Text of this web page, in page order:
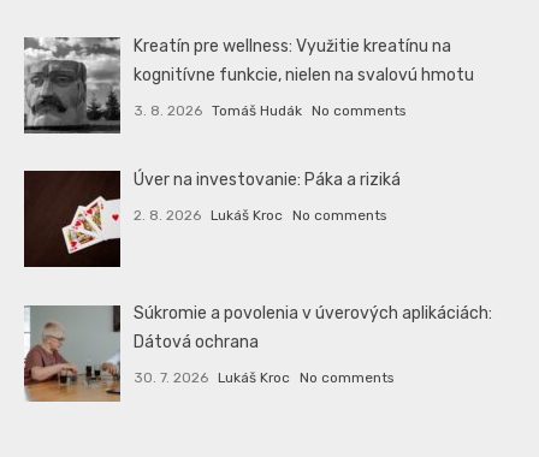
Kreatín pre wellness: Využitie kreatínu na
kognitívne funkcie, nielen na svalovú hmotu
3. 8. 2026 Tomáš Hudák No comments
Úver na investovanie: Páka a riziká
2. 8. 2026 Lukáš Kroc No comments
Súkromie a povolenia v úverových aplikáciách:
Dátová ochrana
30. 7. 2026 Lukáš Kroc No comments